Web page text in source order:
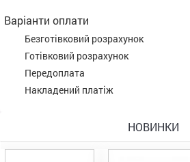
Варіанти оплати
Безготівковий розрахунок
Готівковий розрахунок
Передоплата
Накладений платіж
НОВИНКИ